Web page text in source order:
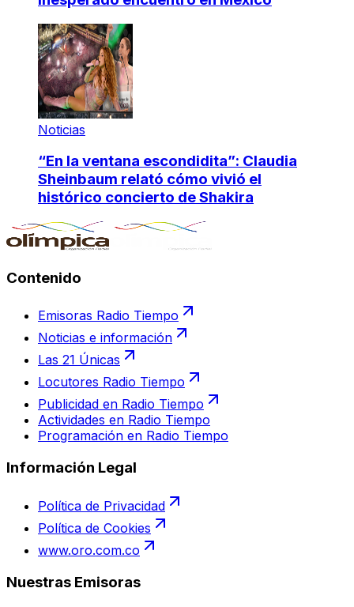
Noticias
“En la ventana escondidita”: Claudia
Sheinbaum relató cómo vivió el
histórico concierto de Shakira
Contenido
Emisoras Radio Tiempo
Noticias e información
Las 21 Únicas
Locutores Radio Tiempo
Publicidad en Radio Tiempo
Actividades en Radio Tiempo
Programación en Radio Tiempo
Información Legal
Política de Privacidad
Política de Cookies
www.oro.com.co
Nuestras Emisoras